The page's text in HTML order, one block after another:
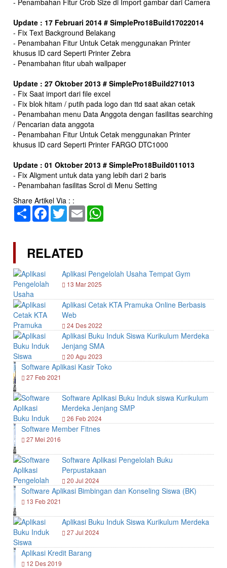
Update : 17 Februari 2014 # SimplePro18Build17022014
- Fix Text Background Belakang
- Penambahan Fitur Untuk Cetak menggunakan Printer
khusus ID card Seperti Printer Zebra
- Penambahan fitur ubah wallpaper
Update : 27 Oktober 2013 # SimplePro18Build271013
- Fix Saat import dari file excel
- Fix blok hitam / putih pada logo dan ttd saat akan cetak
- Penambahan menu Data Anggota dengan fasilitas searching
/ Pencarian data anggota
- Penambahan Fitur Untuk Cetak menggunakan Printer
khusus ID card Seperti Printer FARGO DTC1000
Update : 01 Oktober 2013 # SimplePro18Build011013
- Fix Aligment untuk data yang lebih dari 2 baris
- Penambahan fasilitas Scrol di Menu Setting
Share Artikel Via : :
Share Facebook
TwitterEmail
RELATED
Aplikasi Pengelolah Usaha Tempat Gym
13 Mar 2025
Aplikasi Cetak KTA Pramuka Online Berbasis
Web
24 Des 2022
Aplikasi Buku Induk Siswa Kurikulum Merdeka
Jenjang SMA
20 Agu 2023
Software Aplikasi Kasir Toko
27 Feb 2021
Software Aplikasi Buku Induk siswa Kurikulum
Merdeka Jenjang SMP
26 Feb 2024
Software Member Fitnes
27 Mei 2016
Software Aplikasi Pengelolah Buku
Perpustakaan
20 Jul 2024
Software Aplikasi Bimbingan dan Konseling Siswa (BK)
13 Feb 2021
Aplikasi Buku Induk Siswa Kurikulum Merdeka
27 Jul 2024
Aplikasi Kredit Barang
12 Des 2019